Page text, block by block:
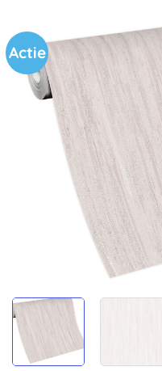
Actie